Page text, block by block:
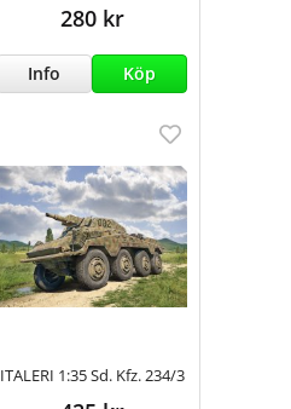
280 kr
Info Köp
ITALERI 1:35 Sd. Kfz. 234/3